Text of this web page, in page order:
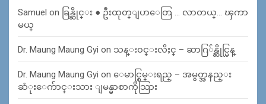
Samuel on ခြန္ဆိုင္း ● ဦးထုတ္ျပာေတြ … လာတယ္… ၾကာ
မယ္
Dr. Maung Maung Gyi on သန္း၀င္းလိႈင္ – ဆာဂြ်န္ဆိုင္မြန္
Dr. Maung Maung Gyi on ေမာင္စြမ္းရည္ – အမွတ္အနည္း
ဆံုးေက်ာင္းသား ျမန္မာစာကိုသြား